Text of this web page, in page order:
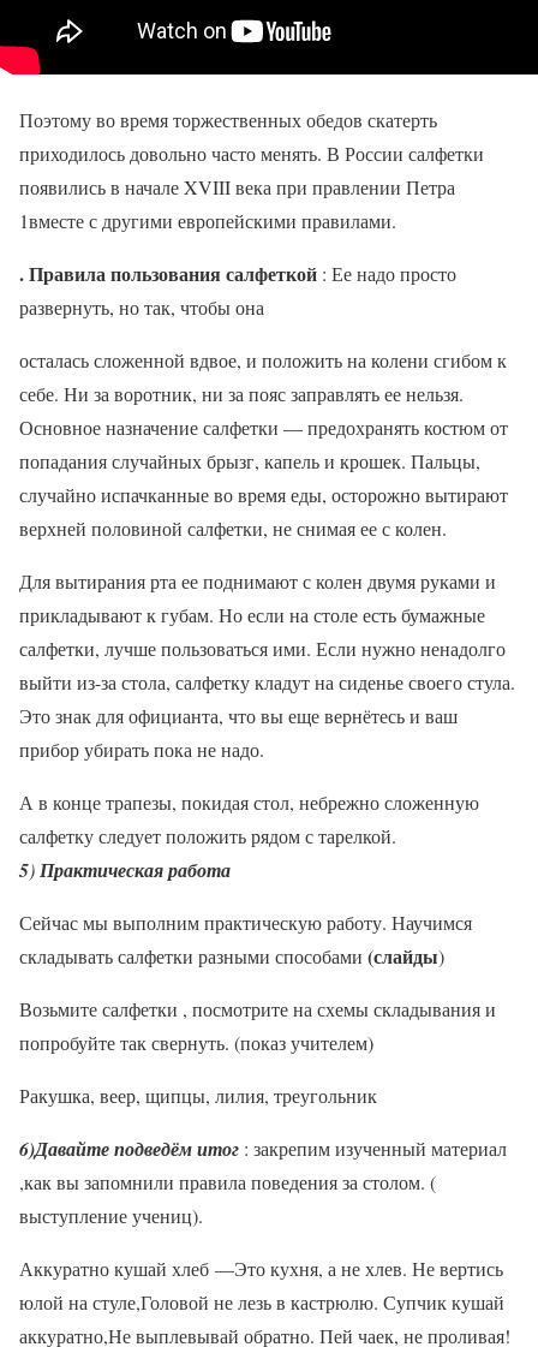
Поэтому во время торжественных обедов скатерть
приходилось довольно часто менять. В России салфетки
появились в начале XVIII века при правлении Петра
1вместе с другими европейскими правилами.
. Правила пользования салфеткой : Ее надо просто
развернуть, но так, чтобы она
осталась сложенной вдвое, и положить на колени сгибом к
себе. Ни за воротник, ни за пояс заправлять ее нельзя.
Основное назначение салфетки — предохранять костюм от
попадания случайных брызг, капель и крошек. Пальцы,
случайно испачканные во время еды, осторожно вытирают
верхней половиной салфетки, не снимая ее с колен.
Для вытирания рта ее поднимают с колен двумя руками и
прикладывают к губам. Но если на столе есть бумажные
салфетки, лучше пользоваться ими. Если нужно ненадолго
выйти из-за стола, салфетку кладут на сиденье своего стула.
Это знак для официанта, что вы еще вернётесь и ваш
прибор убирать пока не надо.
А в конце трапезы, покидая стол, небрежно сложенную
салфетку следует положить рядом с тарелкой.
5)Практическая работа
Сейчас мы выполним практическую работу. Научимся
складывать салфетки разными способами (слайды)
Возьмите салфетки , посмотрите на схемы складывания и
попробуйте так свернуть. (показ учителем)
Ракушка, веер, щипцы, лилия, треугольник
6)Давайте подведём итог : закрепим изученный материал
,как вы запомнили правила поведения за столом. (
выступление учениц).
Аккуратно кушай хлеб —Это кухня, а не хлев. Не вертись
юлой на стуле,Головой не лезь в кастрюлю. Супчик кушай
аккуратно,Не выплевывай обратно. Пей чаек, не проливая!